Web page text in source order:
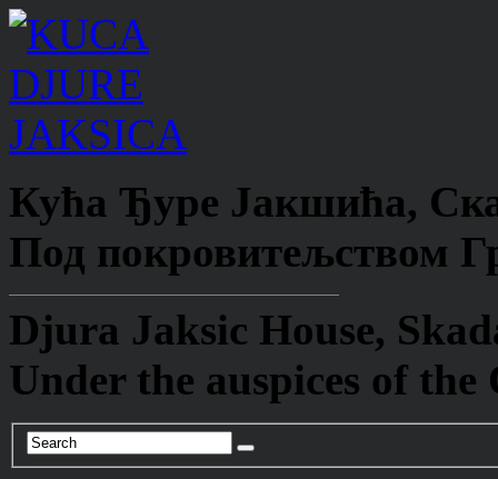
Кућа Ђуре Јакшића,
Под покровитељством
Djura Jaksic House,
Under the auspices of the